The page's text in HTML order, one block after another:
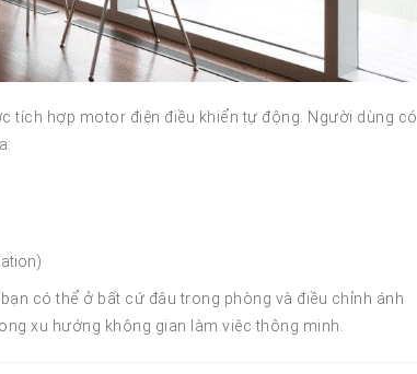
tích hợp motor điện điều khiển tự động. Người dùng có
có thể ở bất cứ đâu trong phòng và điều chỉnh ánh
xu hướng không gian làm việc thông minh.